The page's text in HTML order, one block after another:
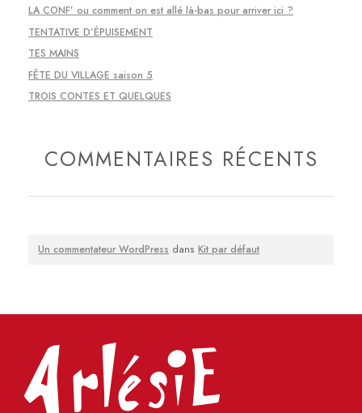
LA CONF’ ou comment on est allé là-bas pour arriver ici ?
TENTATIVE D’ÉPUISEMENT
TES MAINS
FÊTE DU VILLAGE saison 5
TROIS CONTES ET QUELQUES
COMMENTAIRES RÉCENTS
Un commentateur WordPress dansKit par défaut